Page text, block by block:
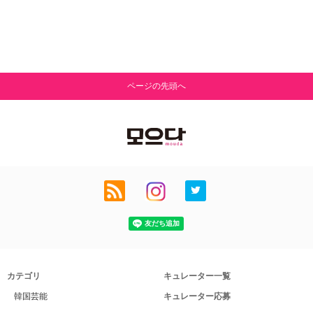
ページの先頭へ
カテゴリ
韓国芸能
キュレーター一覧
キュレーター応募